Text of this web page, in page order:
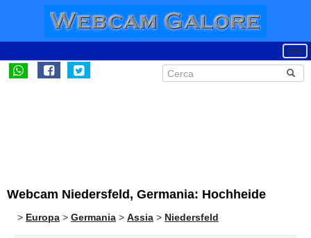
Webcam Niedersfeld, Germania: Hochheide
> Europa > Germania > Assia > Niedersfeld